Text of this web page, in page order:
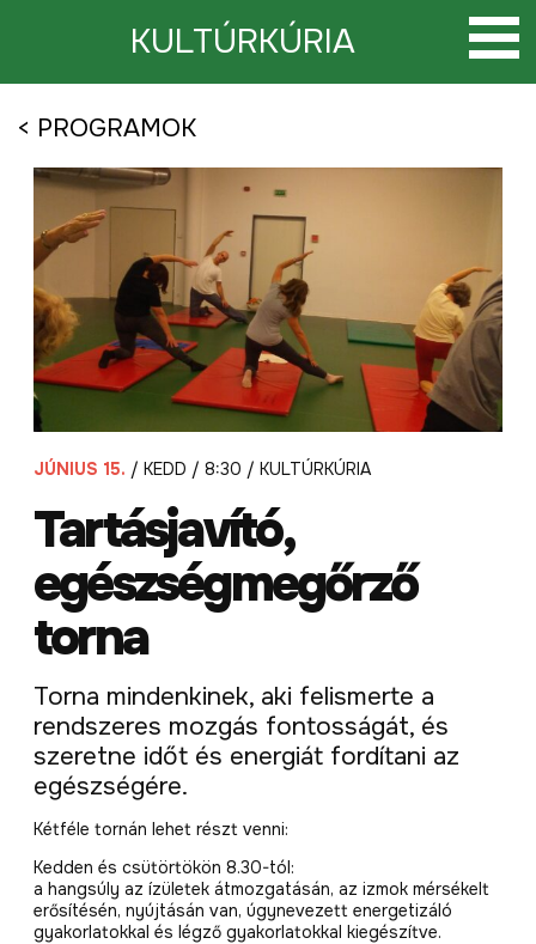
KULTÚRKÚRIA
< PROGRAMOK
JÚNIUS 15. / KEDD / 8:30 / KULTÚRKÚRIA
Tartásjavító,
egészségmegőrző
torna
Torna mindenkinek, aki felismerte a
rendszeres mozgás fontosságát, és
szeretne időt és energiát fordítani az
egészségére.
Kétféle tornán lehet részt venni:
Kedden és csütörtökön 8.30-tól:
a hangsúly az ízületek átmozgatásán, az izmok mérsékelt
erősítésén, nyújtásán van, úgynevezett energetizáló
gyakorlatokkal és légző gyakorlatokkal kiegészítve.